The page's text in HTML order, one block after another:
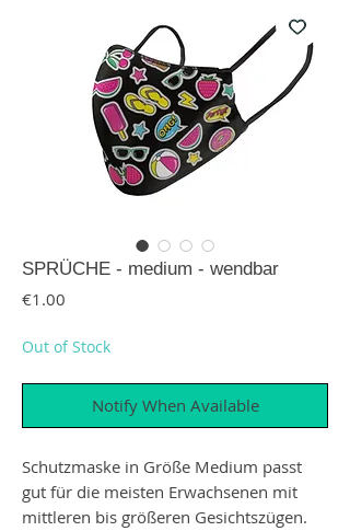
SPRÜCHE - medium - wendbar
€1.00
Out of Stock
Notify When Available
Schutzmaske in Größe Medium passt
gut für die meisten Erwachsenen mit
mittleren bis größeren Gesichtszügen.